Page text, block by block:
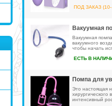
ПОД ЗАКАЗ (10-
Вакуумная
Вакуумная
вакуумного
чтобы начать
ЕСТЬ В
Помпа для
Это настоящая
интенсивный